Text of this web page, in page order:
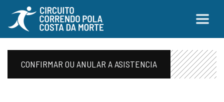
CONFIRMAR OU ANULAR A ASISTENCIA